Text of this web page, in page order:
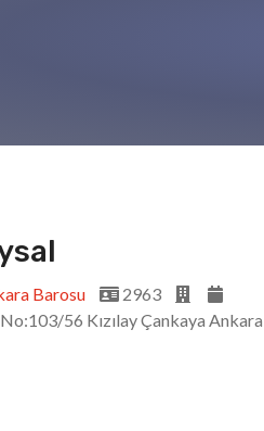
Barosu
2963
56 Kızılay Çankaya Ankara